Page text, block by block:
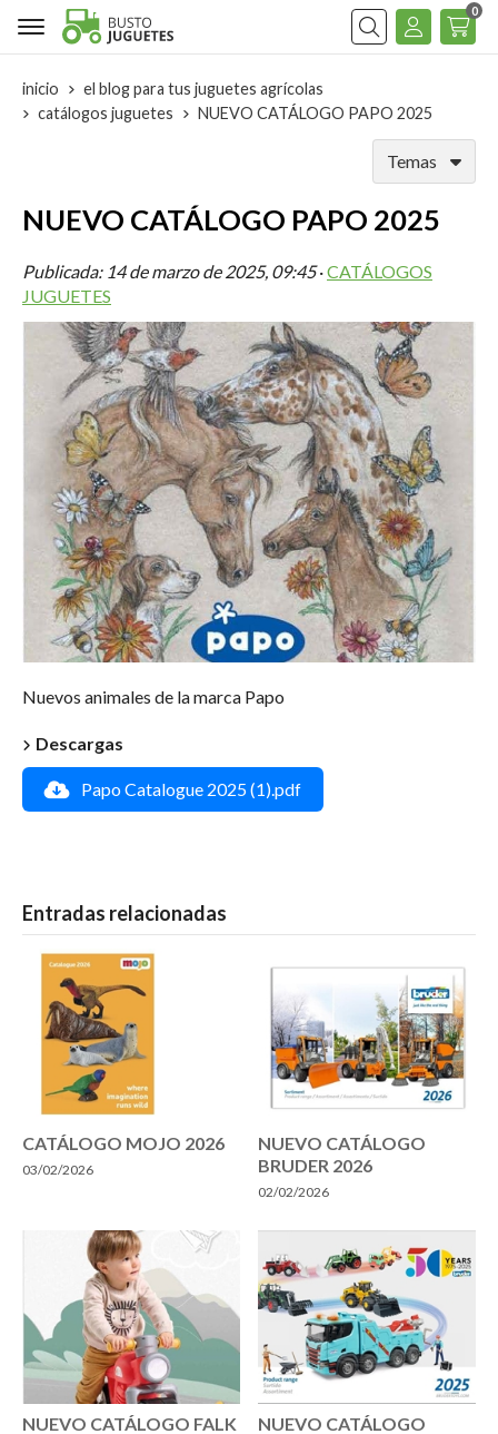
Buscar
0
inicio
el blog para tus juguetes agrícolas
catálogos juguetes
NUEVO CATÁLOGO PAPO 2025
Temas
NUEVO CATÁLOGO PAPO 2025
Publicada: 14 de marzo de 2025, 09:45·CATÁLOGOS
JUGUETES
Nuevos animales de la marca Papo
Descargas
Papo Catalogue 2025 (1).pdf
Entradas relacionadas
CATÁLOGO MOJO 2026
03/02/2026
NUEVO CATÁLOGO
BRUDER 2026
02/02/2026
NUEVO CATÁLOGO FALK
NUEVO CATÁLOGO